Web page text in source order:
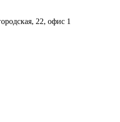
22, офис 1